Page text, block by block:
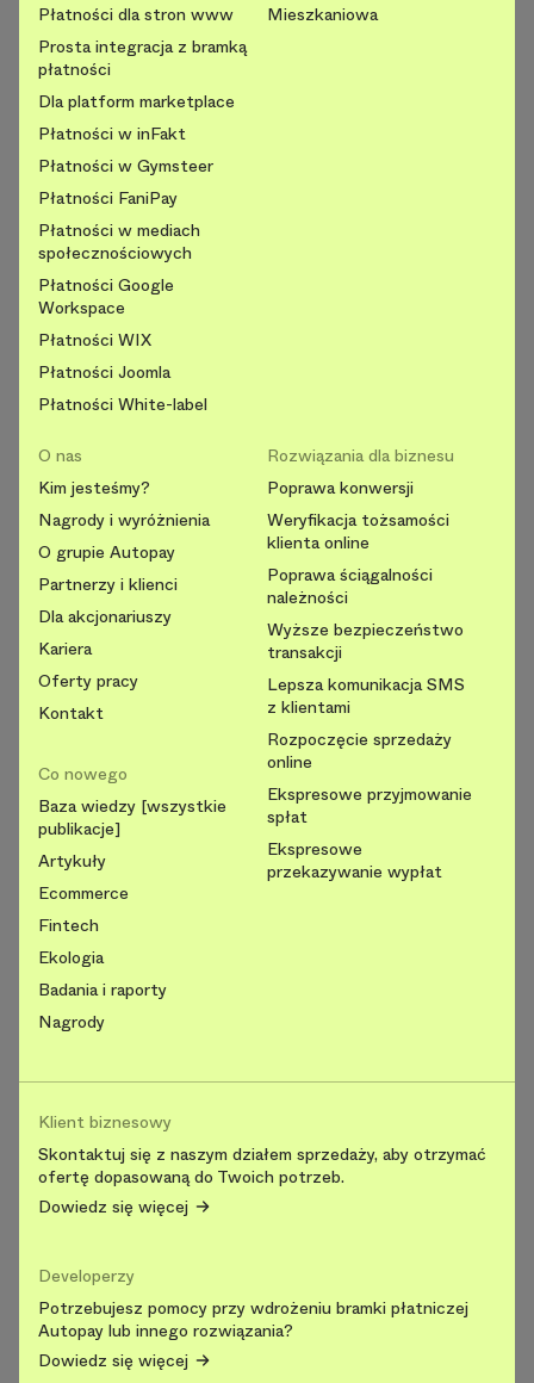
Płatności dla stron www
Prosta integracja z bramką
płatności
Dla platform marketplace
Płatności w inFakt
Płatności w Gymsteer
Płatności FaniPay
Płatności w mediach
społecznościowych
Płatności Google
Workspace
Płatności WIX
Płatności Joomla
Płatności White-label
Mieszkaniowa
O nas
Kim jesteśmy?
Nagrody i wyróżnienia
O grupie Autopay
Partnerzy i klienci
Dla akcjonariuszy
Kariera
Oferty pracy
Kontakt
Co nowego
Baza wiedzy [wszystkie
publikacje]
Artykuły
Ecommerce
Fintech
Ekologia
Badania i raporty
Nagrody
Rozwiązania dla biznesu
Poprawa konwersji
Weryfikacja tożsamości
klienta online
Poprawa ściągalności
należności
Wyższe bezpieczeństwo
transakcji
Lepsza komunikacja SMS
z klientami
Rozpoczęcie sprzedaży
online
Ekspresowe przyjmowanie
spłat
Ekspresowe
przekazywanie wypłat
Klient biznesowy
Skontaktuj się z naszym działem sprzedaży, aby otrzymać
ofertę dopasowaną do Twoich potrzeb.
Dowiedz się więcej
Developerzy
Potrzebujesz pomocy przy wdrożeniu bramki płatniczej
Autopay lub innego rozwiązania?
Dowiedz się więcej